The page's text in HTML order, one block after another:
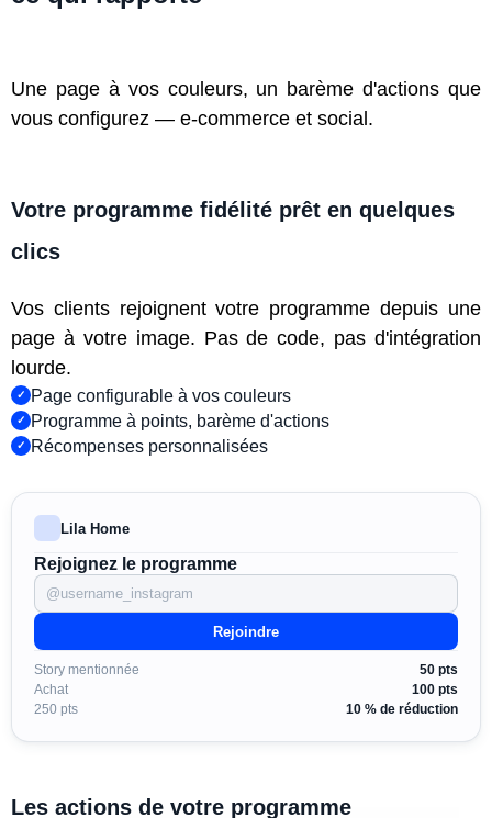
Une page à vos couleurs, un barème d'actions que
vous configurez — e-commerce et social.
Votre programme fidélité prêt en quelques
clics
Vos clients rejoignent votre programme depuis une
page à votre image. Pas de code, pas d'intégration
lourde.
Page configurable à vos couleurs
Programme à points, barème d'actions
Récompenses personnalisées
Lila Home
Rejoignez le programme
@username_instagram
Rejoindre
Story mentionnée
50 pts
Achat
100 pts
250 pts
10 % de réduction
Les actions de votre programme